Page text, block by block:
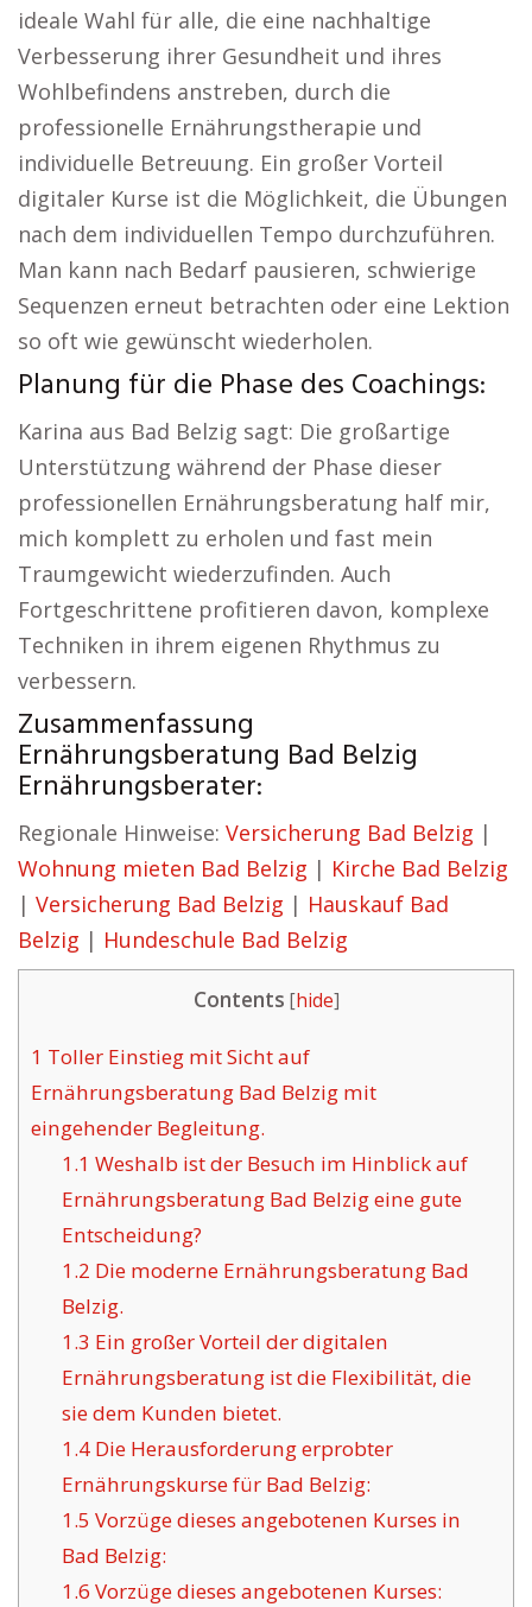
ideale Wahl für alle, die eine nachhaltige
Verbesserung ihrer Gesundheit und ihres
Wohlbefindens anstreben, durch die
professionelle Ernährungstherapie und
individuelle Betreuung. Ein großer Vorteil
digitaler Kurse ist die Möglichkeit, die Übungen
nach dem individuellen Tempo durchzuführen.
Man kann nach Bedarf pausieren, schwierige
Sequenzen erneut betrachten oder eine Lektion
so oft wie gewünscht wiederholen.
Planung für die Phase des Coachings:
Karina aus Bad Belzig sagt: Die großartige
Unterstützung während der Phase dieser
professionellen Ernährungsberatung half mir,
mich komplett zu erholen und fast mein
Traumgewicht wiederzufinden. Auch
Fortgeschrittene profitieren davon, komplexe
Techniken in ihrem eigenen Rhythmus zu
verbessern.
Zusammenfassung
Ernährungsberatung Bad Belzig
Ernährungsberater:
Regionale Hinweise: Versicherung Bad Belzig |
Wohnung mieten Bad Belzig | Kirche Bad Belzig
| Versicherung Bad Belzig | Hauskauf Bad
Belzig | Hundeschule Bad Belzig
Contents [hide]
1 Toller Einstieg mit Sicht auf
Ernährungsberatung Bad Belzig mit
eingehender Begleitung.
1.1 Weshalb ist der Besuch im Hinblick auf
Ernährungsberatung Bad Belzig eine gute
Entscheidung?
1.2 Die moderne Ernährungsberatung Bad
Belzig.
1.3 Ein großer Vorteil der digitalen
Ernährungsberatung ist die Flexibilität, die
sie dem Kunden bietet.
1.4Die Herausforderung erprobter
Ernährungskurse für Bad Belzig:
1.5 Vorzüge dieses angebotenen Kurses in
Bad Belzig:
1.6 Vorzüge dieses angebotenen Kurses: